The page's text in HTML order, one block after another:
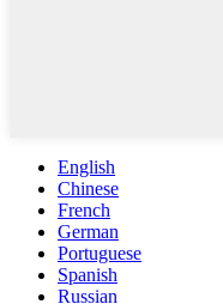
English
Chinese
French
German
Portuguese
Spanish
Russian